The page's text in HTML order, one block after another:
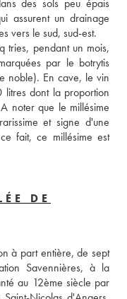
des sols peu épais
assurent un drainage
vers le sud, sud-est.
tries, pendant un mois,
par le botrytis
noble). En cave, le vin
dont la proportion
noter que le millésime
et signe d'une
fait, ce millésime est
DE
à part entière, de sept
Savennières, à la
au 12ème siècle par